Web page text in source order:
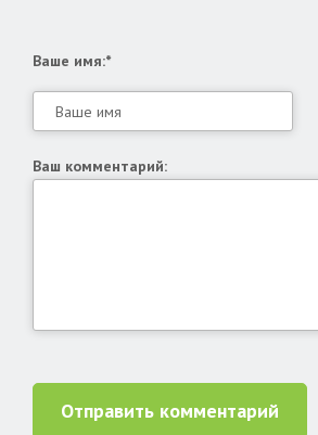
Ваше имя:*
Ваш комментарий:
Отправить комментарий